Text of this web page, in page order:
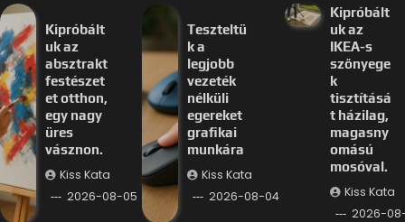
Kipróbált
uk az
absztrakt
festészet
et otthon,
egy nagy
üres
vásznon.
Kiss Kata
2026-08-05
Teszteltü
k a
legjobb
vezeték
nélküli
egereket
grafikai
munkára
Kiss Kata
2026-08-04
Kipróbált
uk az
IKEA-s
szőnyege
k
tisztításá
t házilag,
magasny
omású
mosóval.
Kiss Kata
2026-